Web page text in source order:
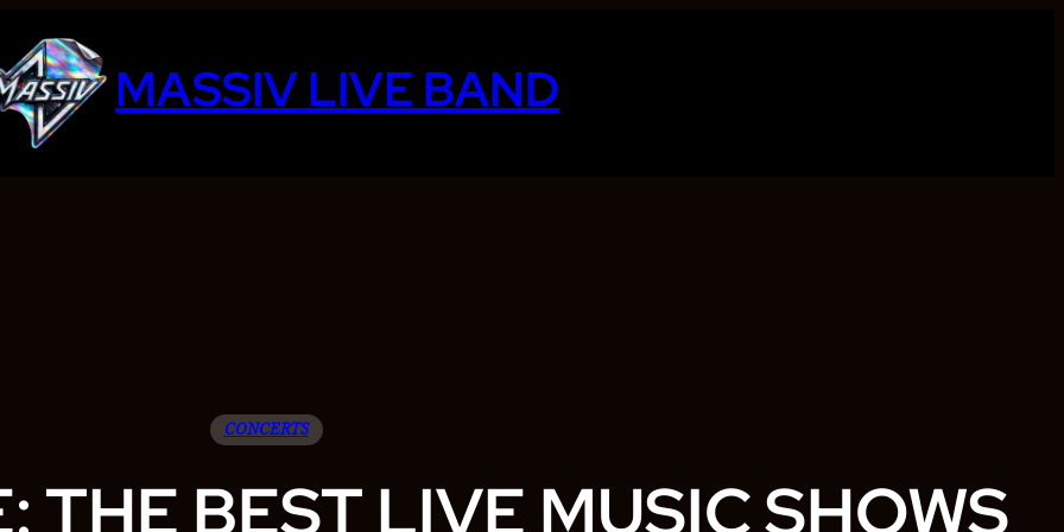
MASSIV LIVE BAND
CONCERTS
THE BEST LIVE MUSIC SHOWS